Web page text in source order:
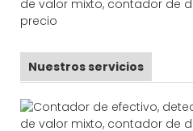
Nuestros servicios